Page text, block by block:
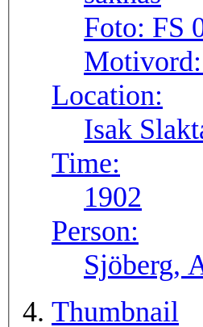
Foto: FS
Motivord:
Location:
Isak
Time:
1902
Person:
Sjöberg,
Thumbnail